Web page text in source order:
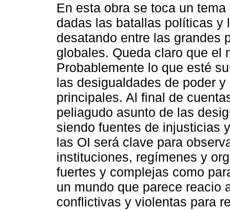
En esta obra se toca un
dadas las batallas políticas y
desatando entre las grandes
globales. Queda claro que el
Probablemente lo que esté
las desigualdades de poder
principales. Al final de
peliagudo asunto de las
siendo fuentes de injusticias
las OI será clave para
instituciones, regímenes y
fuertes y complejas como
un mundo que parece reacio
conflictivas y violentas para